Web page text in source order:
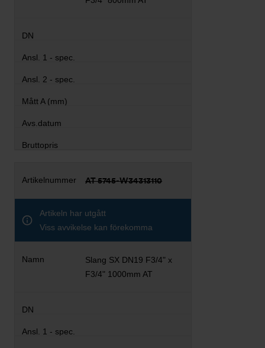
AT 5745-W34313110
Artikeln har utgått
Viss avvikelse kan förekomma
Slang SX DN19 F3/4" x
F3/4" 1000mm AT